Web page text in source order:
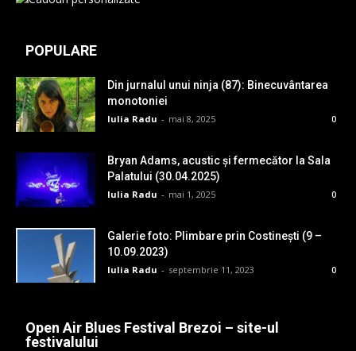
POPULARE
Din jurnalul unui ninja (87): Binecuvântarea
monotoniei
Iulia Radu - mai 8, 2025 0
Bryan Adams, acustic și fermecător la Sala
Palatului (30.04.2025)
Iulia Radu - mai 1, 2025 0
Galerie foto: Plimbare prin Costinești (9 –
10.09.2023)
Iulia Radu - septembrie 11, 2023 0
Open Air Blues Festival Brezoi – site-ul
festivalului